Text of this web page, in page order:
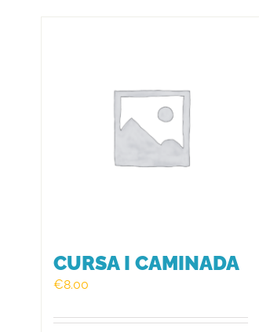
CURSA I CAMINADA
€8.00